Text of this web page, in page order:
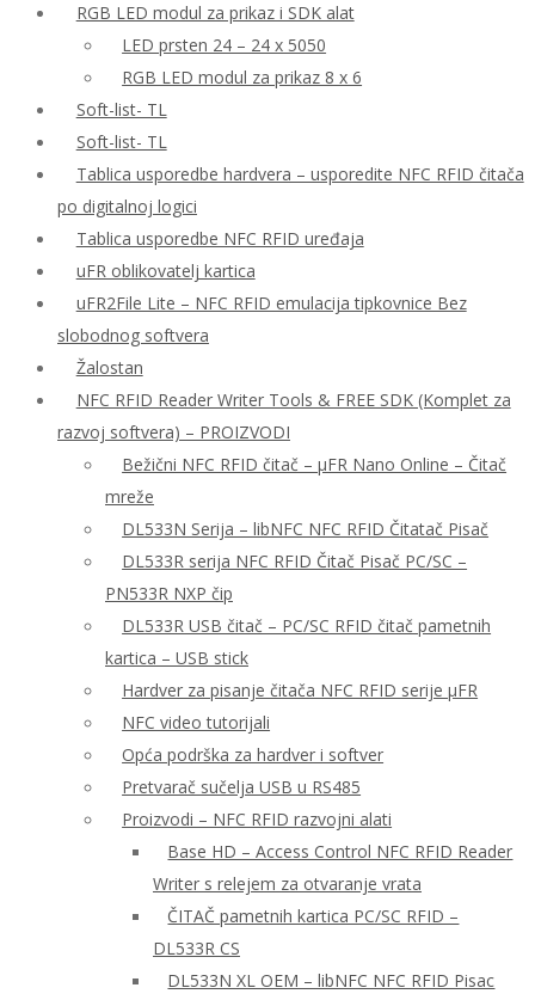
RGB LED modul za prikaz i SDK alat
LED prsten 24 – 24 x 5050
RGB LED modul za prikaz 8 x 6
Soft-list- TL
Soft-list- TL
Tablica usporedbe hardvera – usporedite NFC RFID čitača
po digitalnoj logici
Tablica usporedbe NFC RFID uređaja
uFR oblikovatelj kartica
uFR2File Lite – NFC RFID emulacija tipkovnice Bez
slobodnog softvera
Žalostan
NFC RFID Reader Writer Tools & FREE SDK (Komplet za
razvoj softvera) – PROIZVODI
Bežični NFC RFID čitač – μFR Nano Online – Čitač
mreže
DL533N Serija – libNFC NFC RFID Čitatač Pisač
DL533R serija NFC RFID Čitač Pisač PC/SC –
PN533R NXP čip
DL533R USB čitač – PC/SC RFID čitač pametnih
kartica – USB stick
Hardver za pisanje čitača NFC RFID serije μFR
NFC video tutorijali
Opća podrška za hardver i softver
Pretvarač sučelja USB u RS485
Proizvodi – NFC RFID razvojni alati
Base HD – Access Control NFC RFID Reader
Writer s relejem za otvaranje vrata
ČITAČ pametnih kartica PC/SC RFID –
DL533R CS
DL533N XL OEM – libNFC NFC RFID Pisac